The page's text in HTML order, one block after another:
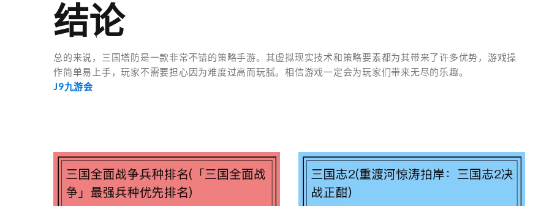
结论
总的来说，三国塔防是一款非常不错的策略手游。其虚拟现实技术和策略要素都为其带来了许多优势，游戏操
作简单易上手，玩家不需要担心因为难度过高而玩腻。相信游戏一定会为玩家们带来无尽的乐趣。
J9九游会